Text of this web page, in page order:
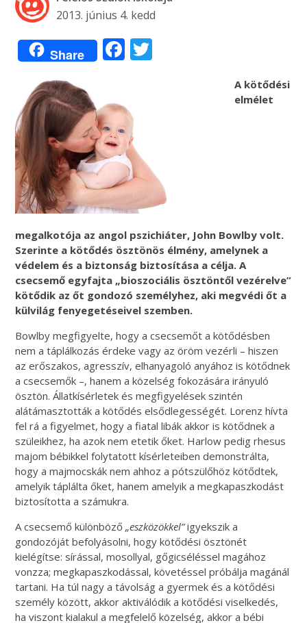
2013. június 4. kedd
Share Facebook
A kötődési
elmélet
megalkotója az angol pszichiáter, John Bowlby volt.
Szerinte a kötődés ösztönös élmény, amelynek a
védelem és a biztonság biztosítása a célja. A
csecsemő egyfajta „bioszociális ösztöntől vezérelve”
kötődik az őt gondozó személyhez, aki megvédi őt a
külvilág fenyegetéseivel szemben.
Bowlby megfigyelte, hogy a csecsemőt a kötődésben
nem a táplálkozás érdeke vagy az öröm vezérli – hiszen
az erőszakos, agresszív, elhanyagoló anyához is kötődnek
a csecsemők –, hanem a közelség fokozására irányuló
ösztön. Állatkísérletek és megfigyelések szintén
alátámasztották a kötődés elsődlegességét. Lorenz hívta
fel rá a figyelmet, hogy a fiatal libák akkor is kötődnek a
szüleikhez, ha azok nem etetik őket. Harlow pedig rhesus
majom bébikkel folytatott kísérleteiben demonstrálta,
hogy a majmocskák nem ahhoz a pótszülőhöz kötődtek,
amelyik táplálta őket, hanem amelyik a megkapaszkodást
biztosította a számukra.
A csecsemő különböző„eszközökkel”igyekszik a
gondozóját befolyásolni, hogy kötődési ösztönét
kielégítse: sírással, mosollyal, gőgicséléssel magához
vonzza; megkapaszkodással, követéssel próbálja magánál
tartani. Ha túl nagy a távolság a gyermek és a kötődési
személy között, akkor aktiválódik a kötődési viselkedés,
ha viszont kialakul a megfelelő közelség, akkor a bébi